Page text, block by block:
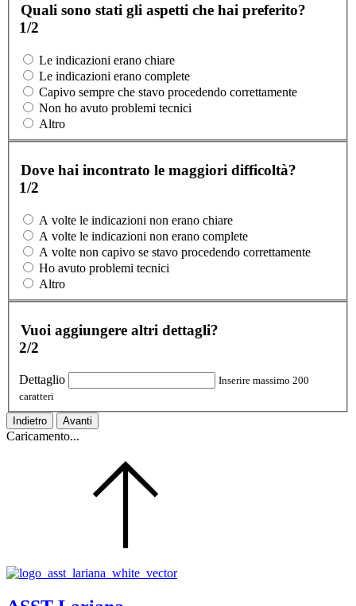
Quali sono stati gli aspetti che hai preferito?
1/2
Le indicazioni erano chiare
Le indicazioni erano complete
Capivo sempre che stavo procedendo correttamente
Non ho avuto problemi tecnici
Altro
Dove hai incontrato le maggiori difficoltà?
1/2
A volte le indicazioni non erano chiare
A volte le indicazioni non erano complete
A volte non capivo se stavo procedendo correttamente
Ho avuto problemi tecnici
Altro
Vuoi aggiungere altri dettagli?
2/2
Dettaglio
Inserire massimo 200
caratteri
Indietro Avanti
Caricamento...